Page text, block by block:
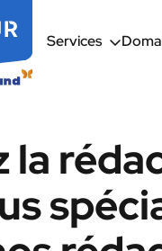
Services
la